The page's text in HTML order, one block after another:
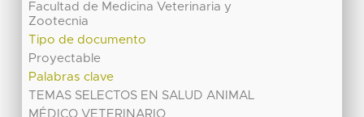
Facultad de Medicina Veterinaria y
Zootecnia
Tipo de documento
Proyectable
Palabras clave
TEMAS SELECTOS EN SALUD ANIMAL
MÉDICO VETERINARIO